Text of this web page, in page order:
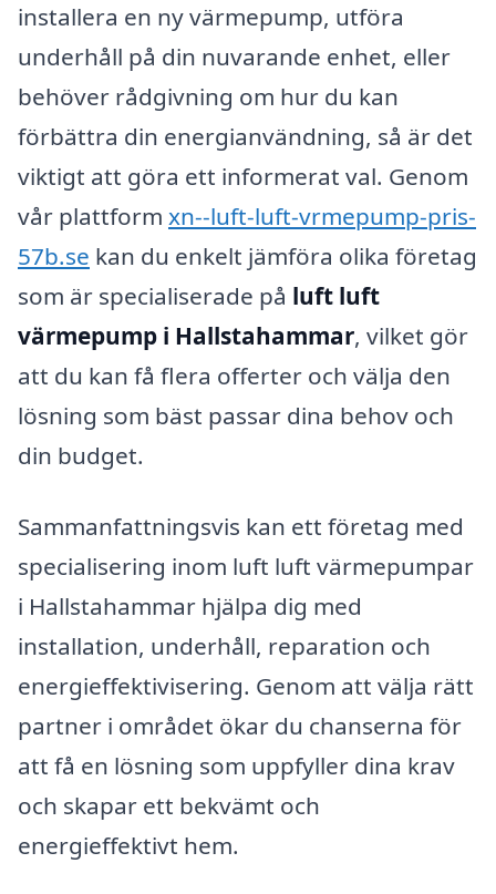
installera en ny värmepump, utföra
underhåll på din nuvarande enhet, eller
behöver rådgivning om hur du kan
förbättra din energianvändning, så är det
viktigt att göra ett informerat val. Genom
vår plattform xn--luft-luft-vrmepump-pris-
57b.se kan du enkelt jämföra olika företag
som är specialiserade på luft luft
värmepump i Hallstahammar, vilket gör
att du kan få flera offerter och välja den
lösning som bäst passar dina behov och
din budget.
Sammanfattningsvis kan ett företag med
specialisering inom luft luft värmepumpar
i Hallstahammar hjälpa dig med
installation, underhåll, reparation och
energieffektivisering. Genom att välja rätt
partner i området ökar du chanserna för
att få en lösning som uppfyller dina krav
och skapar ett bekvämt och
energieffektivt hem.